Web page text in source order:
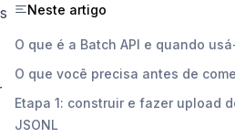
Neste artigo
O que é a Batch API e quando
O que você precisa antes de
Etapa 1: construir e fazer upload
JSONL